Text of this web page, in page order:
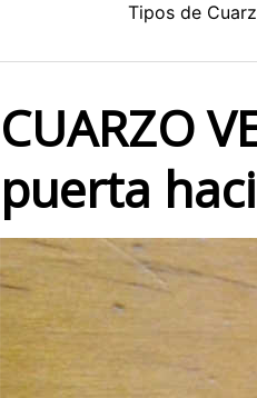
Tipos de
CUARZO
puerta